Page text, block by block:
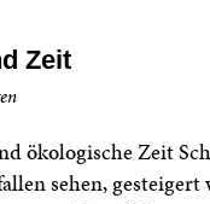
Zeit
ökologische Zeit
sehen, gesteigert